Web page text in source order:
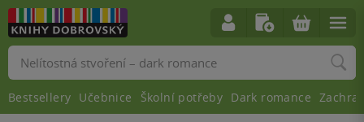
Vyhledávání
Bestsellery Učebnice Školní potřeby Dark romance